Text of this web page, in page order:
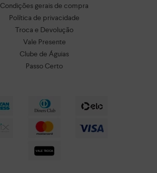
Condições gerais de compra
Política de privacidade
Troca e Devolução
Vale Presente
Clube de Águias
Passo Certo